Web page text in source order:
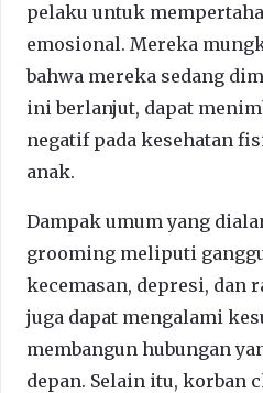
pelaku untuk
emosional. Mereka
bahwa mereka sedang
ini berlanjut, dapat
negatif pada kesehatan
anak.
Dampak umum yang
grooming meliputi
kecemasan, depresi, dan
juga dapat mengalami
membangun hubungan
depan. Selain itu, korban